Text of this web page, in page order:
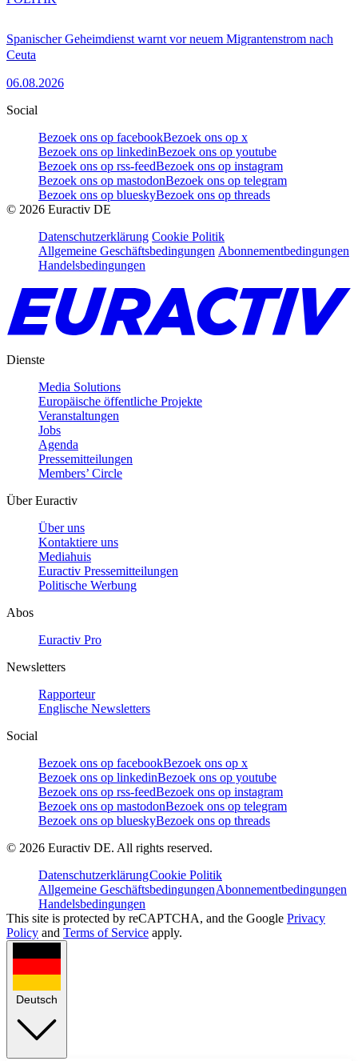
Spanischer Geheimdienst warnt vor neuem Migrantenstrom nach
Ceuta
06.08.2026
Social
Bezoek ons op facebookBezoek ons op x
Bezoek ons op linkedinBezoek ons op youtube
Bezoek ons op rss-feedBezoek ons op instagram
Bezoek ons op mastodonBezoek ons op telegram
Bezoek ons op blueskyBezoek ons op threads
© 2026 Euractiv DE
Datenschutzerklärung Cookie Politik
Allgemeine Geschäftsbedingungen Abonnementbedingungen
Handelsbedingungen
Dienste
Media Solutions
Europäische öffentliche Projekte
Veranstaltungen
Jobs
Agenda
Pressemitteilungen
Members’ Circle
Über Euractiv
Über uns
Kontaktiere uns
Mediahuis
Euractiv Pressemitteilungen
Politische Werbung
Abos
Euractiv Pro
Newsletters
Rapporteur
Englische Newsletters
Social
Bezoek ons op facebookBezoek ons op x
Bezoek ons op linkedinBezoek ons op youtube
Bezoek ons op rss-feedBezoek ons op instagram
Bezoek ons op mastodonBezoek ons op telegram
Bezoek ons op blueskyBezoek ons op threads
© 2026 Euractiv DE. All rights reserved.
DatenschutzerklärungCookie Politik
Allgemeine GeschäftsbedingungenAbonnementbedingungen
Handelsbedingungen
This site is protected by reCAPTCHA, and the Google Privacy
Policy and Terms of Service apply.
Deutsch